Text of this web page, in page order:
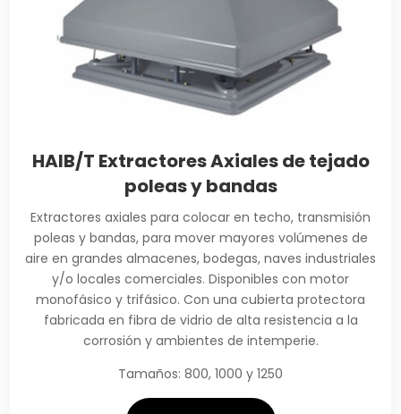
HAIB/T Extractores Axiales de tejado
poleas y bandas
Extractores axiales para colocar en techo, transmisión
poleas y bandas, para mover mayores volúmenes de
aire en grandes almacenes, bodegas, naves industriales
y/o locales comerciales. Disponibles con motor
monofásico y trifásico. Con una cubierta protectora
fabricada en fibra de vidrio de alta resistencia a la
corrosión y ambientes de intemperie.
Tamaños: 800, 1000 y 1250